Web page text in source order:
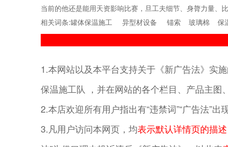
当前的他还是能用天资影响比赛，旦工夫细节、身膂力量、
相关词条:罐体保温施工 异型材设备 锚索 玻璃棉 保
1.本网站以及本平台支持关于《新广告法》实
保温施工队 ，并在网站的各个栏目、产品主图
2.本店欢迎所有用户指出有“违禁词”“广告法”出
3.凡用户访问本网页，均表示默认详情页的描述